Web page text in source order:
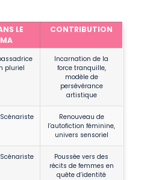
LE
CONTRIBUTION
pluriel
Incarnation de la
force tranquille,
modèle de
persévérance
artistique
Renouveau de
l’autofiction féminine,
univers sensoriel
Poussée vers des
récits de femmes en
quête d’identité